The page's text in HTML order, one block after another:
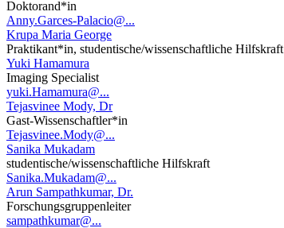
Doktorand*in
Anny.Garces-Palacio@...
Krupa Maria George
Praktikant*in, studentische/wissenschaftliche Hilfskraft
Yuki Hamamura
Imaging Specialist
yuki.Hamamura@...
Tejasvinee Mody, Dr
Gast-Wissenschaftler*in
Tejasvinee.Mody@...
Sanika Mukadam
studentische/wissenschaftliche Hilfskraft
Sanika.Mukadam@...
Arun Sampathkumar, Dr.
Forschungsgruppenleiter
sampathkumar@...